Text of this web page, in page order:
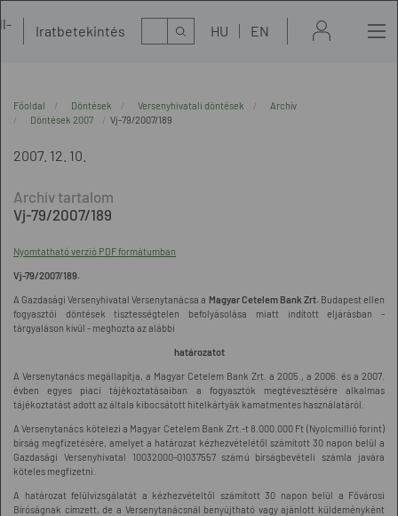
Iratbetekintés Kereső HU EN
Főoldal Döntések Versenyhivatali döntések
Archív
Döntések 2007
Vj-79/2007/189
2007. 12. 10.
Vj-79/2007/189
Nyomtatható verzió PDF formátumban
Vj-79/2007/189.
A Gazdasági Versenyhivatal Versenytanácsa a Magyar Cetelem Bank Zrt. Budapest ellen
fogyasztói döntések tisztességtelen befolyásolása miatt indított eljárásban -
tárgyaláson kívül - meghozta az alábbi
határozatot
A Versenytanács megállapítja, a Magyar Cetelem Bank Zrt. a 2005., a 2006. és a 2007.
évben egyes piaci tájékoztatásaiban a fogyasztók megtévesztésére alkalmas
tájékoztatást adott az általa kibocsátott hitelkártyák kamatmentes használatáról.
A Versenytanács kötelezi a Magyar Cetelem Bank Zrt.-t 8.000.000 Ft (Nyolcmillió forint)
bírság megfizetésére, amelyet a határozat kézhezvételétől számított 30 napon belül a
Gazdasági Versenyhivatal 10032000-01037557 számú bírságbevételi számla javára
köteles megfizetni.
A határozat felülvizsgálatát a kézhezvételtől számított 30 napon belül a Fővárosi
Bíróságnak címzett, de a Versenytanácsnál benyújtható vagy ajánlott küldeményként